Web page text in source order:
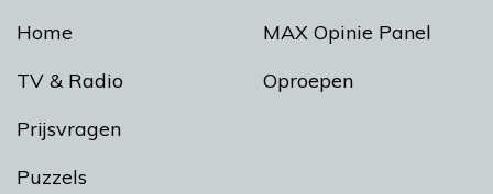
Home
TV & Radio
Prijsvragen
Puzzels
MAX Opinie Panel
Oproepen